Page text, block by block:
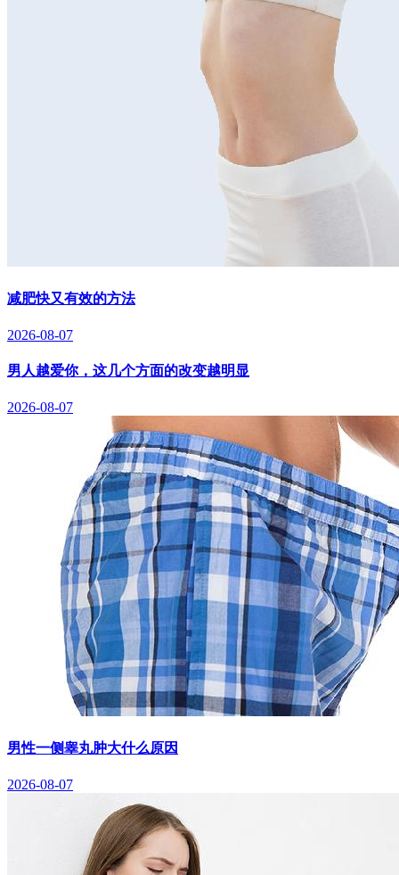
减肥快又有效的方法
2026-08-07
男人越爱你，这几个方面的改变越明显
2026-08-07
男性一侧睾丸肿大什么原因
2026-08-07